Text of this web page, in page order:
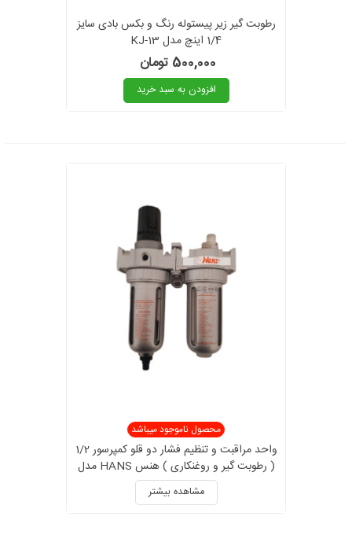
رطوبت گیر زیر پیستوله رنگ و بکس بادی سایز
1/4 اینچ مدل KJ-13
500,000 تومان
افزودن به سبد خرید
محصول ناموجود میباشد
واحد مراقبت و تنظیم فشار دو قلو کمپرسور 1/2
( رطوبت گیر و روغنکاری ) هنس HANS مدل
4815-8600
مشاهده بیشتر